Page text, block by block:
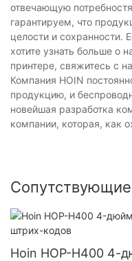
отвечающую
гарантируем, что
целости и сохранности.
хотите узнать больше о
принтере, свяжитесь с
Компания HOIN
продукцию, и
новейшая разработка
компании, которая, как
Hoin HOP-H400 4-